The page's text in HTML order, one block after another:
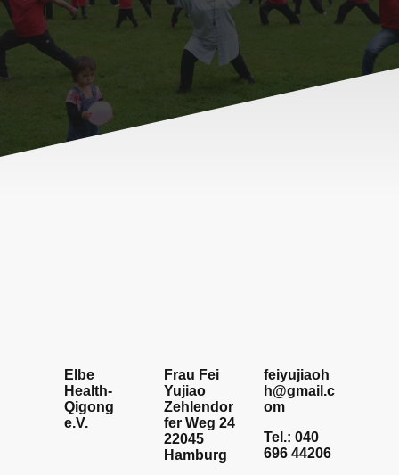
Elbe
Health-
Qigong
e.V.
Frau Fei
Yujiao
Zehlendor
fer Weg 24
22045
Hamburg
feiyujiaoh
h@gmail.c
om
Tel.: 040
696 44206